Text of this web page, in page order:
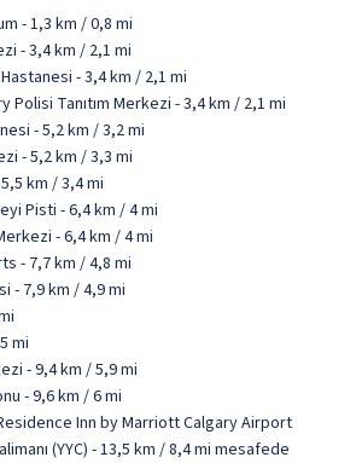
- 1,3 km / 0,8 mi
- 3,4 km / 2,1 mi
- 3,4 km / 2,1 mi
Polisi Tanıtım Merkezi - 3,4 km / 2,1 mi
- 5,2 km / 3,2 mi
- 5,2 km / 3,3 mi
km / 3,4 mi
Pisti - 6,4 km / 4 mi
- 6,4 km / 4 mi
- 7,7 km / 4,8 mi
- 7,9 km / 4,9 mi
mi
- 9,4 km / 5,9 mi
- 9,6 km / 6 mi
Inn by Marriott Calgary Airport
(YYC) - 13,5 km / 8,4 mi mesafede